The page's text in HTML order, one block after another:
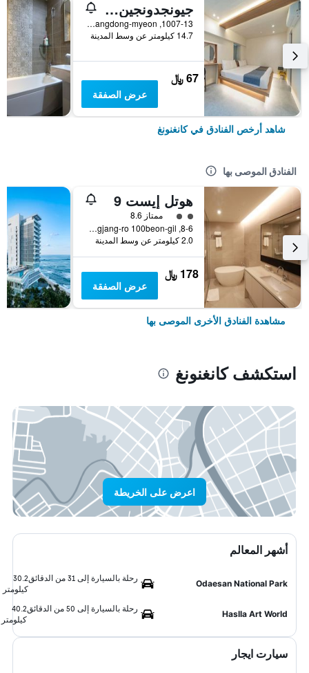
جيونجدونجين موتل
1007-13, Heonhwa-ro, Gangdong-myeon, كانغنونغ, كوريا الجنوبية
14.7 كيلومتر عن وسط المدينة
67 ﷼
عرض الصفقة
شاهد أرخص الفنادق في كانغنونغ
الفنادق الموصى بها
هوتل إيست 9
تقييم فئة 2
ممتاز 8.6
8-6, Gyodonggwangjang-ro 100beon-gil, كانغنونغ, كوريا الجنوبية
2.0 كيلومتر عن وسط المدينة
178 ﷼
عرض الصفقة
مشاهدة الفنادق الأخرى الموصى بها
استكشف كانغنونغ
اعرض على الخريطة
أشهر المعالم
Odaesan National Park
رحلة بالسيارة إلى 31 من الدقائق
30.2
كيلومتر
Haslla Art World
رحلة بالسيارة إلى 50 من الدقائق
40.2
كيلومتر
سيارت ايجار